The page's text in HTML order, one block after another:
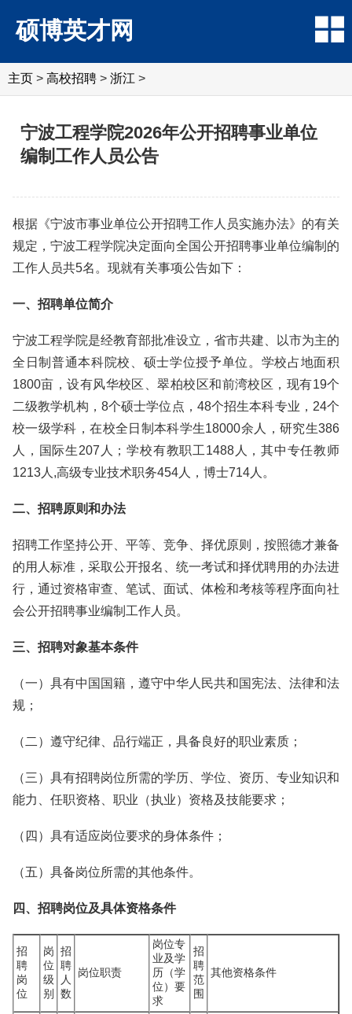
硕博英才网
主页 > 高校招聘 > 浙江 >
宁波工程学院2026年公开招聘事业单位
编制工作人员公告
根据《宁波市事业单位公开招聘工作人员实施办法》的有关
规定，宁波工程学院决定面向全国公开招聘事业单位编制的
工作人员共5名。现就有关事项公告如下：
一、招聘单位简介
宁波工程学院是经教育部批准设立，省市共建、以市为主的
全日制普通本科院校、硕士学位授予单位。学校占地面积
1800亩，设有风华校区、翠柏校区和前湾校区，现有19个
二级教学机构，8个硕士学位点，48个招生本科专业，24个
校一级学科，在校全日制本科学生18000余人，研究生386
人，国际生207人；学校有教职工1488人，其中专任教师
1213人,高级专业技术职务454人，博士714人。
二、招聘原则和办法
招聘工作坚持公开、平等、竞争、择优原则，按照德才兼备
的用人标准，采取公开报名、统一考试和择优聘用的办法进
行，通过资格审查、笔试、面试、体检和考核等程序面向社
会公开招聘事业编制工作人员。
三、招聘对象基本条件
（一）具有中国国籍，遵守中华人民共和国宪法、法律和法
规；
（二）遵守纪律、品行端正，具备良好的职业素质；
（三）具有招聘岗位所需的学历、学位、资历、专业知识和
能力、任职资格、职业（执业）资格及技能要求；
（四）具有适应岗位要求的身体条件；
（五）具备岗位所需的其他条件。
四、招聘岗位及具体资格条件
招
聘
岗
位
岗
位
级
别
招
聘
人
数
岗位职责
岗位专
业及学
历（学
位）要
求
招
聘
范
围
其他资格条件